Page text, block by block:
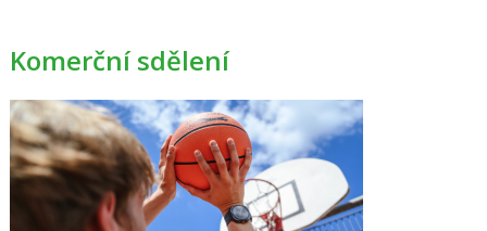
Komerční sdělení